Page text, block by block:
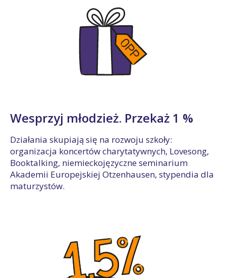
Wesprzyj młodzież. Przekaż 1 %
Działania skupiają się na rozwoju szkoły:
organizacja koncertów charytatywnych, Lovesong,
Booktalking, niemieckojęzyczne seminarium
Akademii Europejskiej Otzenhausen, stypendia dla
maturzystów.